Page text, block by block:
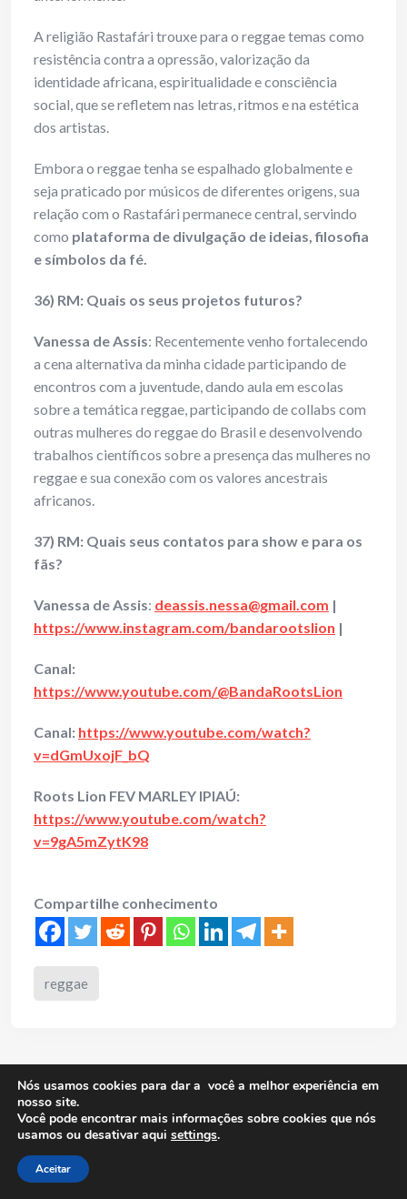
A religião Rastafári trouxe para o reggae temas como
resistência contra a opressão, valorização da
identidade africana, espiritualidade e consciência
social, que se refletem nas letras, ritmos e na estética
dos artistas.
Embora o reggae tenha se espalhado globalmente e
seja praticado por músicos de diferentes origens, sua
relação com o Rastafári permanece central, servindo
como plataforma de divulgação de ideias, filosofia
e símbolos da fé.
36) RM: Quais os seus projetos futuros?
Vanessa de Assis: Recentemente venho fortalecendo
a cena alternativa da minha cidade participando de
encontros com a juventude, dando aula em escolas
sobre a temática reggae, participando de collabs com
outras mulheres do reggae do Brasil e desenvolvendo
trabalhos científicos sobre a presença das mulheres no
reggae e sua conexão com os valores ancestrais
africanos.
37) RM: Quais seus contatos para show e para os
fãs?
Vanessa de Assis: deassis.nessa@gmail.com |
https://www.instagram.com/bandarootslion |
Canal:
https://www.youtube.com/@BandaRootsLion
Canal: https://www.youtube.com/watch?
v=dGmUxojF_bQ
Roots Lion FEV MARLEY IPIAÚ:
https://www.youtube.com/watch?
v=9gA5mZytK98
Compartilhe conhecimento
reggae
2 Comments
Márcia Tauil
11 meses ago / 17/09/2025 @ 08:50
Nós usamos cookies para dar a você a melhor experiência em
nosso site.
Você pode encontrar mais informações sobre cookies que nós
usamos ou desativar aqui settings.
Aceitar